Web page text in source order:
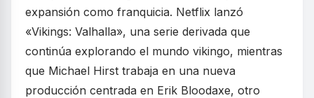
expansión como franquicia. Netflix lanzó
«Vikings: Valhalla», una serie derivada que
continúa explorando el mundo vikingo, mientras
que Michael Hirst trabaja en una nueva
producción centrada en Erik Bloodaxe, otro